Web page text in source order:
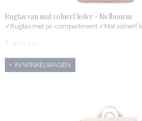
Rugtas van mat volnerf leder - Melbourne
✓Rugtas met pc-compartiment ✓Mat volnerf
€ 460,99
IN WINKELWAGEN